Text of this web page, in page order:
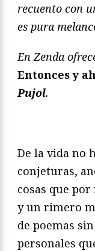
recuento con
es pura
En Zenda
Entonces y
Pujol.
De la vida no
conjeturas,
cosas que
y un rimero
de poemas
personales